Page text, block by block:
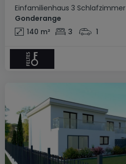
Einfamilienhaus 3 Schlafzimmer
Gonderange
140 m² 3 1